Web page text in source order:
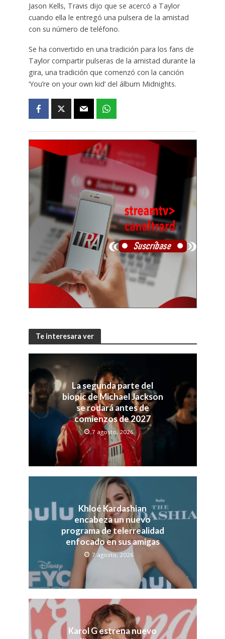
Jason Kells, Travis dijo que se acercó a Taylor
cuando ella le entregó una pulsera de la amistad
con su número de teléfono.
Se ha convertido en una tradición para los fans de
Taylor compartir pulseras de la amistad durante la
gira, una tradición que comenzó con la canción
‘You’re on your own kid’ del álbum Midnights.
Te interesara ver
La segunda parte del
biopic de Michael Jackson
se rodará antes de
comienzos de 2027
7 agosto, 2026
Khloé Kardashian
encabeza un nuevo
programa de telerrealidad
enfocado en sus amigas
7 agosto, 2026
Karol G estrena nuevo